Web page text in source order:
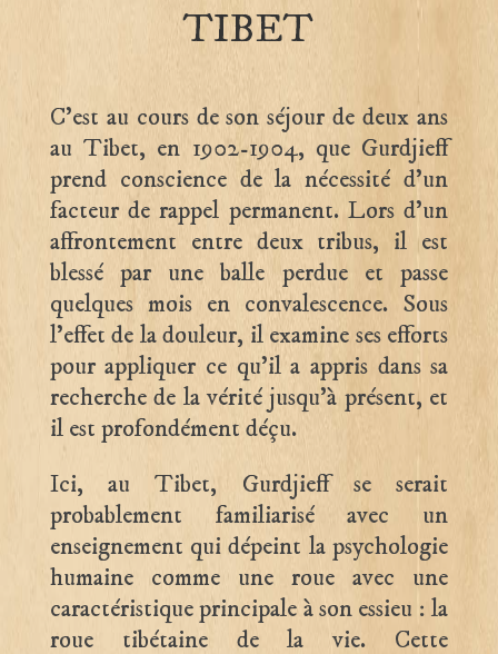
TIBET
C’est au cours de son séjour de deux ans
au Tibet, en 1902-1904, que Gurdjieff
prend conscience de la nécessité d’un
facteur de rappel permanent. Lors d’un
affrontement entre deux tribus, il est
blessé par une balle perdue et passe
quelques mois en convalescence. Sous
l’effet de la douleur, il examine ses efforts
pour appliquer ce qu’il a appris dans sa
recherche de la vérité jusqu’à présent, et
il est profondément déçu.
Ici, au Tibet, Gurdjieff se serait
probablement familiarisé avec un
enseignement qui dépeint la psychologie
humaine comme une roue avec une
caractéristique principale à son essieu : la
roue tibétaine de la vie. Cette